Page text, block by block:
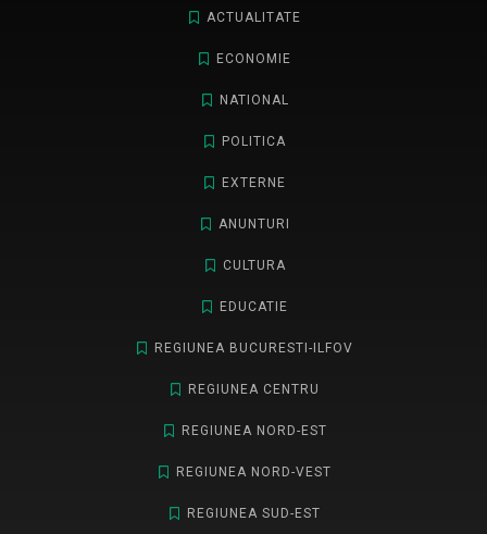
ACTUALITATE
ECONOMIE
NATIONAL
POLITICA
EXTERNE
ANUNTURI
CULTURA
EDUCATIE
REGIUNEA BUCURESTI-ILFOV
REGIUNEA CENTRU
REGIUNEA NORD-EST
REGIUNEA NORD-VEST
REGIUNEA SUD-EST